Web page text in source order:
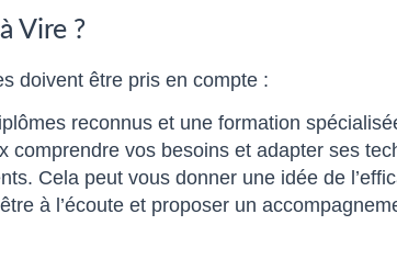
Vire ?
doivent être pris en compte :
reconnus et une formation
comprendre vos besoins et adapter ses
Cela peut vous donner une idée de
à l’écoute et proposer un